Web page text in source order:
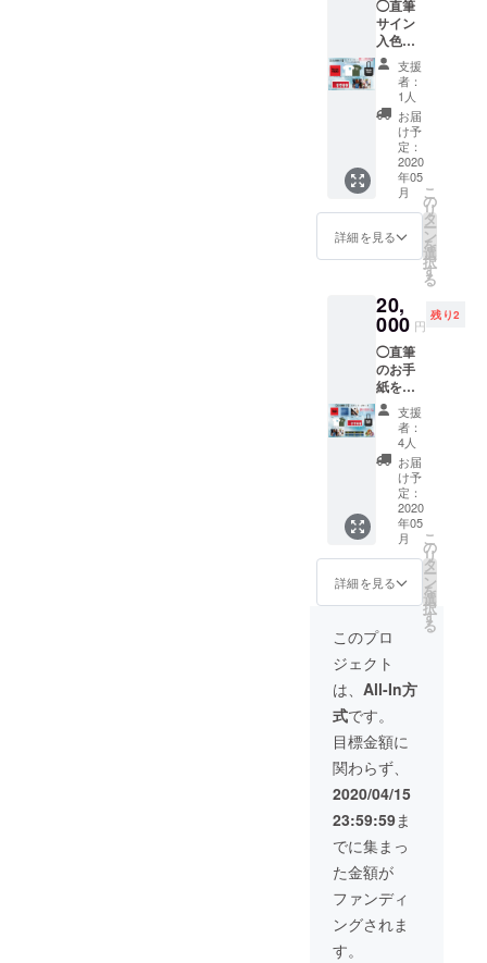
とカ
ラーを
お選び
くださ
い。 ※
送料込
みの金
額で
す。
曲入 1
枚（プ
レス
CD） ◯
犬塚ロ
ゴ【T
シャ
ツ】ホ
ワイト1
枚・シ
ティグ
リーン1
枚 サイ
ズ：
M・L・
サイズ
をお選
びくだ
さい。
※送料込
みの金
額で
す。
ご入力
お願い
しま
す。 ※
クラウ
ドファ
ンディ
ング限
定 New
グッズ
一式
セット
◯3/15
リリー
【TRAJ
ECTOR
Y】11
曲入 1
枚（プ
レス
CD） ◯
犬塚ロ
【トー
トバッ
グ】1点
◯犬塚
バンド
【フェ
イスタ
オル】1
【Tシャ
ワイト1
枚・シ
ティグ
リーン1
枚 サイ
ズ：
M・L・
XL ※ご
サイズ
をお選
びくだ
さい。
※送料込
みの金
額で
◯直筆
サイン
入色紙
をお届
けしま
す♡ 色
紙にお
客様の
お名前
を書き
ます。
備考欄
にご希
望のお
名前
（本名
クネー
ムな
ど）を
ご入力
お願い
しま
す。 ※
クラウ
ドファ
ンディ
ング限
定 New
グッズ
一式
セット
◯3/15
リリー
ム
【TRAJ
ECTOR
Y】11
曲入 1
枚（プ
レス
CD） ◯
犬塚ロ
ゴ
【トー
トバッ
グ】1点
◯犬塚
バンド
【フェ
イスタ
オル】1
支援
者：
1人
お届
け予
定：
2020
年05
月
詳細を見る
こ
の
リ
タ
ー
ン
を
選
択
す
る
20,
000 円
残り2
◯直筆
のお手
紙をお
届けし
ます♡
お手紙
にお客
様のお
名前を
書きま
す。 備
考欄に
ご希望
のお名
前（本
名や
ニック
ネーム
など）
をご入
力お願
いしま
す。 ※
クラウ
ドファ
ンディ
ング限
定 全
グッズ
一式
セット
◯3/15
リリー
スの初
支援
者：
4人
お届
け予
定：
2020
年05
月
詳細を見る
こ
の
リ
タ
ー
ン
を
選
択
す
る
このプロ
ジェクト
は、 All-In方
式です。
目標金額に
関わらず、
2020/04/15
23:59:59ま
でに集まっ
た金額が
ファンディ
ングされま
す。